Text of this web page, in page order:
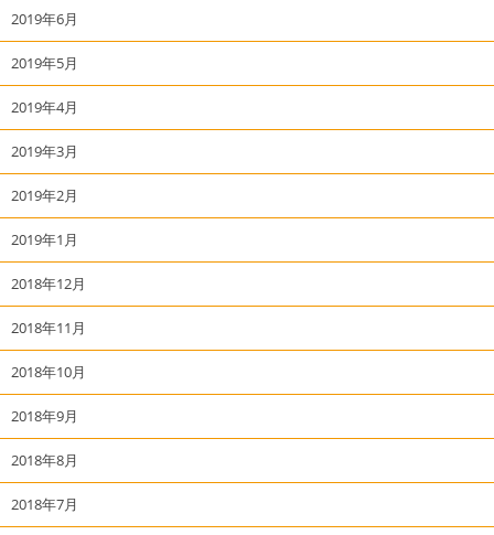
2019年6月
2019年5月
2019年4月
2019年3月
2019年2月
2019年1月
2018年12月
2018年11月
2018年10月
2018年9月
2018年8月
2018年7月